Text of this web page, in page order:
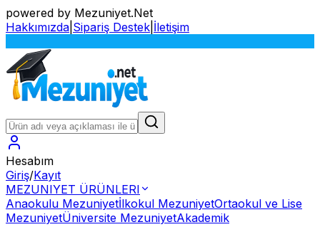
powered by Mezuniyet.Net
Hakkımızda Sipariş Destek İletişim
Hesabım
Giriş/Kayıt
MEZUNIYET ÜRÜNLERI
Anaokulu Mezuniyetİlkokul MezuniyetOrtaokul ve Lise
MezuniyetÜniversite MezuniyetAkademik